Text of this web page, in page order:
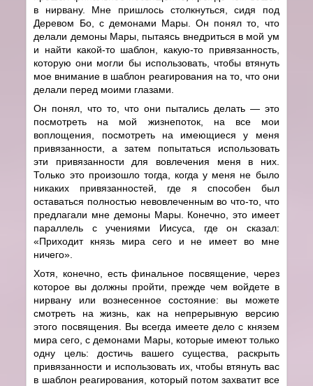
в нирвану. Мне пришлось столкнуться, сидя под
Деревом Бо, с демонами Мары. Он понял то, что
делали демоны Мары, пытаясь внедриться в мой ум
и найти какой-то шаблон, какую-то привязанность,
которую они могли бы использовать, чтобы втянуть
мое внимание в шаблон реагирования на то, что они
делали перед моими глазами.
Он понял, что то, что они пытались делать — это
посмотреть на мой жизнепоток, на все мои
воплощения, посмотреть на имеющиеся у меня
привязанности, а затем попытаться использовать
эти привязанности для вовлечения меня в них.
Только это произошло тогда, когда у меня не было
никаких привязанностей, где я способен был
оставаться полностью невовлеченным во что-то, что
предлагали мне демоны Мары. Конечно, это имеет
параллель с учениями Иисуса, где он сказал:
«Приходит князь мира сего и не имеет во мне
ничего».
Хотя, конечно, есть финальное посвящение, через
которое вы должны пройти, прежде чем войдете в
нирвану или вознесенное состояние: вы можете
смотреть на жизнь, как на непрерывную версию
этого посвящения. Вы всегда имеете дело с князем
мира сего, с демонами Мары, которые имеют только
одну цель: достичь вашего существа, раскрыть
привязанности и использовать их, чтобы втянуть вас
в шаблон реагирования, который потом захватит все